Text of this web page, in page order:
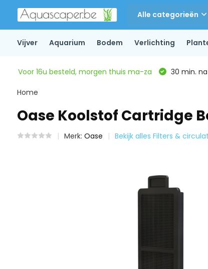
Alle categorieën
Vijver Aquarium Bodem Verlichting
Voor 16u besteld, morgen thuis ma-za 30 min.
Home
Oase Koolstof Cartridge
Merk: Oase Bekijk alles Filters &